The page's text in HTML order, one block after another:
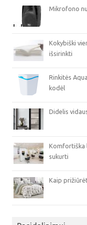
Mikrofono
Kokybiški
išsirinkti
Rinkitės
kodėl
Didelis
Komfortiška
sukurti
Kaip